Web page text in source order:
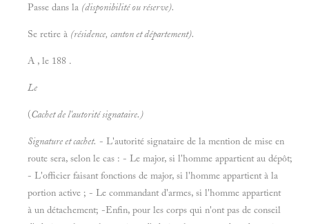
Passe dans la (disponibilité ou réserve).
Se retire à (résidence, canton et département).
A , le 188 .
Le
(Cachet de l'autorité signataire.)
Signature et cachet. - L'autorité signataire de la mention de mise en
route sera, selon le cas : - Le major, si l'homme appartient au dépôt;
- L'officier faisant fonctions de major, si l'homme appartient à la
portion active ; - Le commandant d'armes, si l'homme appartient
à un détachement; -Enfin, pour les corps qui n'ont pas de conseil